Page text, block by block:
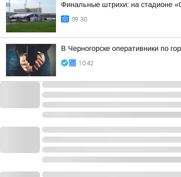
Финальные штрихи: на стадионе
09:30
В Черногорске оперативники по
10:42